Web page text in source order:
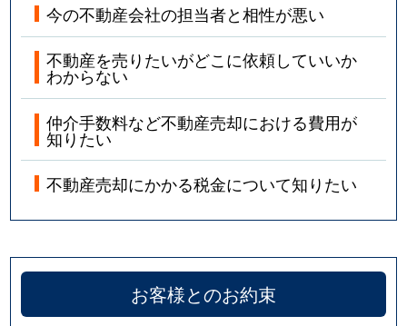
今の不動産会社の担当者と相性が悪い
不動産を売りたいがどこに依頼していいか
わからない
仲介手数料など不動産売却における費用が
知りたい
不動産売却にかかる税金について知りたい
お客様とのお約束